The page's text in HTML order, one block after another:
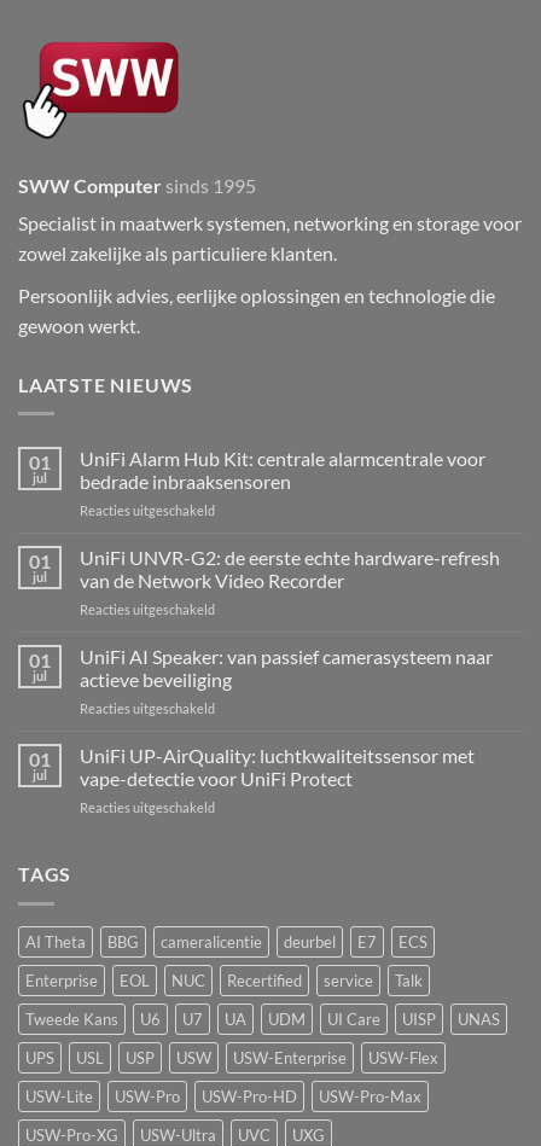
SWW Computer sinds 1995
Specialist in maatwerk systemen, networking en storage voor
zowel zakelijke als particuliere klanten.
Persoonlijk advies, eerlijke oplossingen en technologie die
gewoon werkt.
LAATSTE NIEUWS
01
jul
UniFi Alarm Hub Kit: centrale alarmcentrale voor
bedrade inbraaksensoren
Reacties uitgeschakeldvoor
Alarm
Kit:
centrale
voor
inbraaksensoren
01
jul
UniFi UNVR-G2: de eerste echte hardware-refresh
van de Network Video Recorder
Reacties uitgeschakeldvoor
de
eerste
hardware-
refresh
de
01
jul
UniFi AI Speaker: van passief camerasysteem naar
actieve beveiliging
Reacties uitgeschakeldvoor
Speaker:
van
passief
01
jul
UniFi UP-AirQuality: luchtkwaliteitssensor met
vape-detectie voor UniFi Protect
Reacties uitgeschakeldvoor
vape-
detectie
voor
UniFi
Protect
TAGS
AI Theta BBG cameralicentie deurbel E7
ECS
Enterprise
EOL NUC Recertified service
Talk
Tweede Kans
U6 U7 UA UDM UI Care UISP
UNAS
UPS
USL USP USW USW-Enterprise
USW-Flex
USW-Lite
USW-Pro USW-Pro-HD
USW-Pro-Max
USW-Pro-XG
USW-Ultra UVC UXG